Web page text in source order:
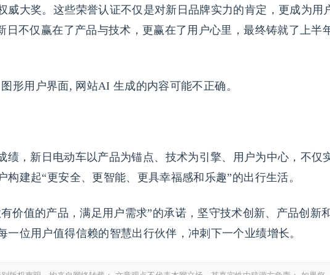
威大奖。这些荣誉认证不仅是对新日品牌实力的肯定，更成为用
日不仅赢在了产品与技术，更赢在了用户心里，最终铸就了上半
绩，新日电动车以产品为锚点、技术为引擎、用户为中心，不仅
建起“更安全、更智能、更具幸福感和乐趣”的出行生活。
价值的产品，满足用户需求”的承诺，坚守技术创新、产品创新
一位用户值得信赖的智慧出行伙伴，冲刺下一个业绩增长。